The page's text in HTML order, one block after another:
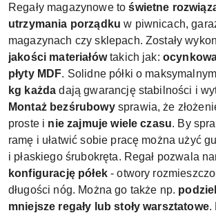
Regały magazynowe toświetne
utrzymania porządku w piwnicach,
magazynach czy sklepach. Zostały
jakości materiałówtakich jak:
płyty MDF. Solidne półki o
kg każda dają gwarancję stabilności i
Montaż bezśrubowysprawia, że
proste i nie zajmuje wiele czasu. By
ramę i ułatwić sobie pracę można użyć
i płaskiego śrubokręta. Regał pozwala
konfigurację półek- otwory
długości nóg. Można go także np.
mniejsze regały lub stoły warsztatowe.